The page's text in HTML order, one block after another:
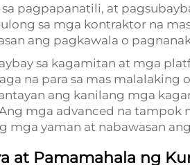
pagpapanatili, at
sa mga kontraktor na
ang pagkawala o
sa kagamitan at mga
na para sa mas malalaking
ang kanilang mga
mga advanced na tampok
mga yaman at nabawasan
at Pamamahala ng